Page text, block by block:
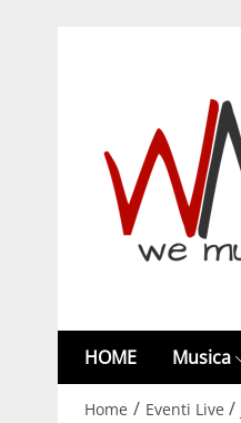
HOME Musica
Home / Eventi Live /